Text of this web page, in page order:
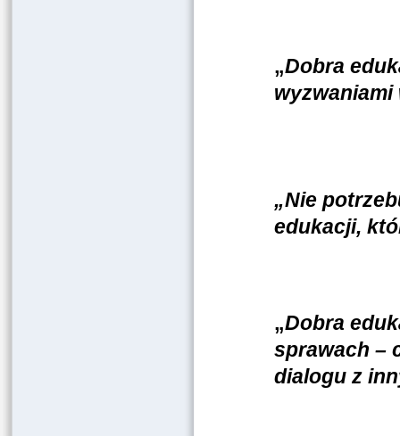
„Dobra
wyzwaniami
„Nie
edukacji,
„Dobra
sprawach –
dialogu z